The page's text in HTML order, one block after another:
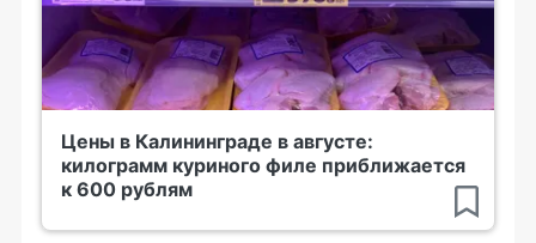
Цены в Калининграде в августе:
килограмм куриного филе приближается
к 600 рублям